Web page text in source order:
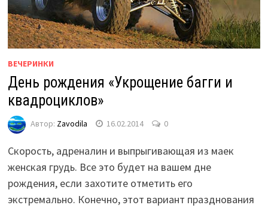
ВЕЧЕРИНКИ
День рождения «Укрощение багги и
квадроциклов»
Автор: Zavodila 16.02.2014 0
Скорость, адреналин и выпрыгивающая из маек
женская грудь. Все это будет на вашем дне
рождения, если захотите отметить его
экстремально. Конечно, этот вариант празднования